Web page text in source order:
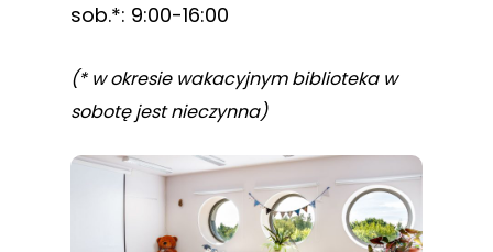
sob.*: 9:00-16:00
(* w okresie wakacyjnym biblioteka w
sobotę jest nieczynna)